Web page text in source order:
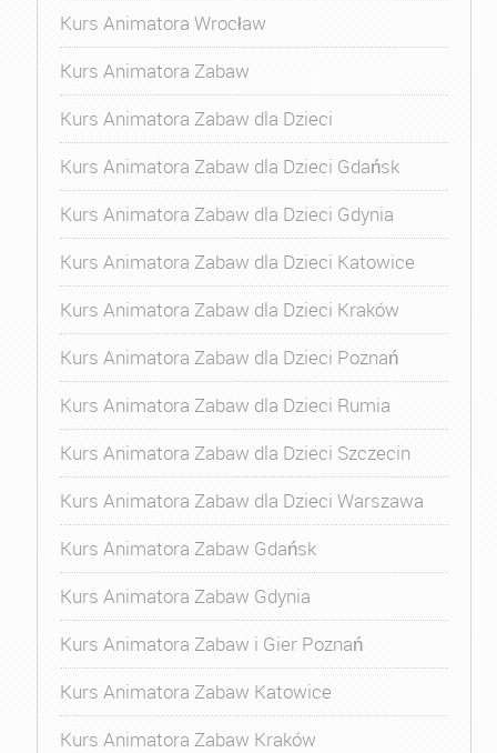
Kurs Animatora Wrocław
Kurs Animatora Zabaw
Kurs Animatora Zabaw dla Dzieci
Kurs Animatora Zabaw dla Dzieci Gdańsk
Kurs Animatora Zabaw dla Dzieci Gdynia
Kurs Animatora Zabaw dla Dzieci Katowice
Kurs Animatora Zabaw dla Dzieci Kraków
Kurs Animatora Zabaw dla Dzieci Poznań
Kurs Animatora Zabaw dla Dzieci Rumia
Kurs Animatora Zabaw dla Dzieci Szczecin
Kurs Animatora Zabaw dla Dzieci Warszawa
Kurs Animatora Zabaw Gdańsk
Kurs Animatora Zabaw Gdynia
Kurs Animatora Zabaw i Gier Poznań
Kurs Animatora Zabaw Katowice
Kurs Animatora Zabaw Kraków